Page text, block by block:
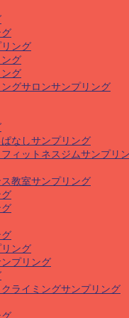
グ
ング
ング
グ
グサロンサンプリング
なしサンプリング
ィットネスジムサンプリ
教室サンプリング
ング
プリング
ライミングサンプリング